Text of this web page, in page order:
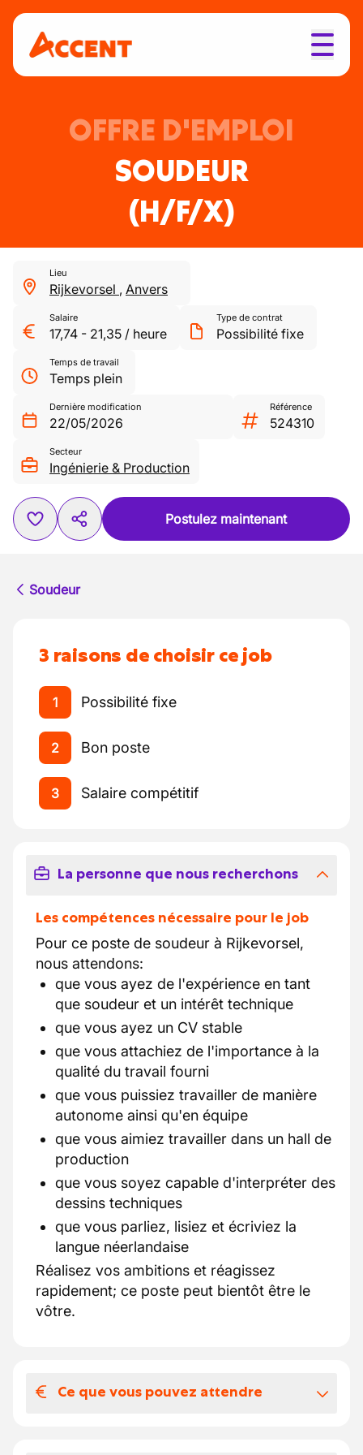
OFFRE D'EMPLOI
SOUDEUR
(H/F/X)
Lieu
Rijkevorsel , Anvers
Salaire
17,74 - 21,35 / heure
Type de contrat
Possibilité fixe
Temps de travail
Temps plein
Dernière modification
22/05/2026
Référence
524310
Secteur
Ingénierie & Production
Postulez maintenant
Soudeur
3 raisons de choisir ce job
1 Possibilité fixe
2 Bon poste
3 Salaire compétitif
La personne que nous recherchons
Les compétences nécessaire pour le job
Pour ce poste de soudeur à Rijkevorsel,
nous attendons:
que vous ayez de l'expérience en tant
que soudeur et un intérêt technique
que vous ayez un CV stable
que vous attachiez de l'importance à la
qualité du travail fourni
que vous puissiez travailler de manière
autonome ainsi qu'en équipe
que vous aimiez travailler dans un hall de
production
que vous soyez capable d'interpréter des
dessins techniques
que vous parliez, lisiez et écriviez la
langue néerlandaise
Réalisez vos ambitions et réagissez
rapidement; ce poste peut bientôt être le
vôtre.
Ce que vous pouvez attendre